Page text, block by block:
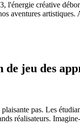
l'énergie créative
aventures
jeu des
plaisante pas. Les
réalisateurs.